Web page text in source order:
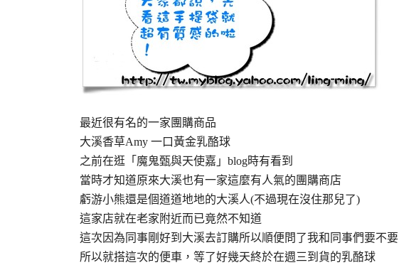
最近很有名的一家團購商品
大溪香草Amy 一口黃金乳酪球
之前在逛「魔鬼甄與天使嘉」blog時有看到
當時才知道原來大溪也有一家這麼有人氣的團購商店
虧游小熊還是個道道地地的大溪人(不過現在沒住那兒了)
這家店就在老家附近而已竟然不知道
這次因為同事剛好到大溪去訂購所以順便問了我和同事們要不要
所以就搭這次的便車，等了好幾天終於在週三到貨的乳酪球